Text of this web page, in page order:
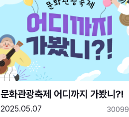
문화관광축제 어디까지 가봤니?!
2025.05.07 30099